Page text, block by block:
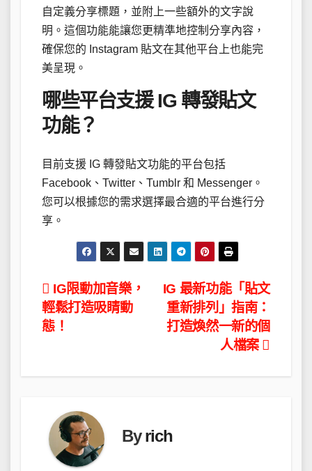
自定義分享標題，並附上一些額外的文字說
明。這個功能能讓您更精準地控制分享內容，
確保您的 Instagram 貼文在其他平台上也能完
美呈現。
哪些平台支援 IG 轉發貼文
功能？
目前支援 IG 轉發貼文功能的平台包括
Facebook、Twitter、Tumblr 和 Messenger。
您可以根據您的需求選擇最合適的平台進行分
享。
文
章
覽
IG 最新功能「貼文
重新排列」指南：
打造煥然一新的個
人檔案
IG限動加音樂，
輕鬆打造吸睛動
態！
Byrich